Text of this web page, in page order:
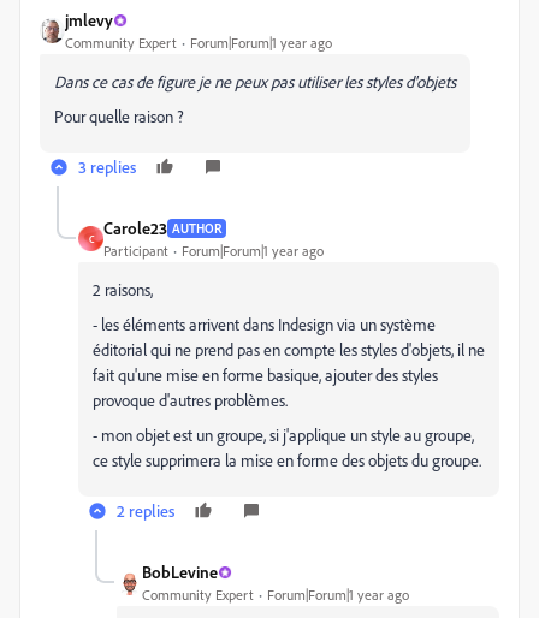
jmlevy
Community Expert Forum|Forum|1 year ago
Dans ce cas de figure je ne peux pas utiliser les styles d'objets
Pour quelle raison ?
3 replies
C
Carole23 AUTHOR
Participant Forum|Forum|1 year ago
2 raisons,
- les éléments arrivent dans Indesign via un système
éditorial qui ne prend pas en compte les styles d'objets, il ne
fait qu'une mise en forme basique, ajouter des styles
provoque d'autres problèmes.
- mon objet est un groupe, si j'applique un style au groupe,
ce style supprimera la mise en forme des objets du groupe.
2 replies
BobLevine
Community Expert Forum|Forum|1 year ago